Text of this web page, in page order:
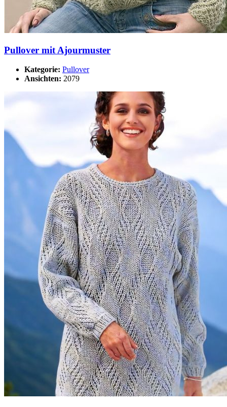
Pullover mit Ajourmuster
Kategorie: Pullover
Ansichten: 2079